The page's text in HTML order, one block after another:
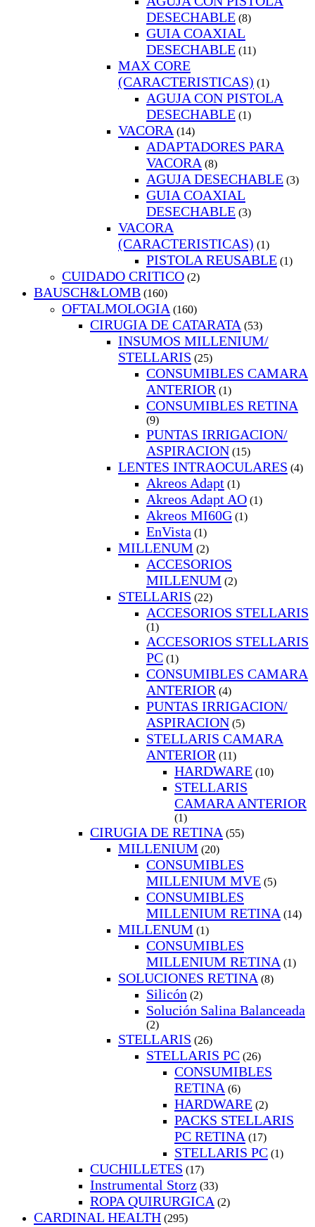
DESECHABLE (8)
GUIA COAXIAL
DESECHABLE (11)
MAX CORE
(CARACTERISTICAS) (1)
AGUJA CON PISTOLA
DESECHABLE (1)
VACORA (14)
ADAPTADORES PARA
VACORA (8)
AGUJA DESECHABLE (3)
GUIA COAXIAL
DESECHABLE (3)
VACORA
(CARACTERISTICAS) (1)
PISTOLA REUSABLE (1)
CUIDADO CRITICO (2)
BAUSCH&LOMB (160)
OFTALMOLOGIA (160)
CIRUGIA DE CATARATA (53)
INSUMOS MILLENIUM/
STELLARIS (25)
CONSUMIBLES CAMARA
ANTERIOR (1)
CONSUMIBLES RETINA
(9)
PUNTAS IRRIGACION/
ASPIRACION (15)
LENTES INTRAOCULARES (4)
Akreos Adapt (1)
Akreos Adapt AO (1)
Akreos MI60G (1)
EnVista (1)
MILLENUM (2)
ACCESORIOS
MILLENUM (2)
STELLARIS (22)
ACCESORIOS STELLARIS
(1)
ACCESORIOS STELLARIS
PC (1)
CONSUMIBLES CAMARA
ANTERIOR (4)
PUNTAS IRRIGACION/
ASPIRACION (5)
STELLARIS CAMARA
ANTERIOR (11)
HARDWARE (10)
STELLARIS
CAMARA ANTERIOR
(1)
CIRUGIA DE RETINA (55)
MILLENIUM (20)
CONSUMIBLES
MILLENIUM MVE (5)
CONSUMIBLES
MILLENIUM RETINA (14)
MILLENUM (1)
CONSUMIBLES
MILLENIUM RETINA (1)
SOLUCIONES RETINA (8)
Silicón (2)
Solución Salina Balanceada
(2)
STELLARIS (26)
STELLARIS PC (26)
CONSUMIBLES
RETINA (6)
HARDWARE (2)
PACKS STELLARIS
PC RETINA (17)
STELLARIS PC (1)
CUCHILLETES (17)
Instrumental Storz (33)
ROPA QUIRURGICA (2)
CARDINAL HEALTH (295)